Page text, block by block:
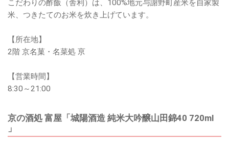
こだわりの酢飯（舎利）は、100%地元与謝野町産米を自家製
米、つきたてのお米を炊き上げています。
【所在地】
2階 京名菓・名菜処 亰
【営業時間】
8:30～21:00
京の酒処 富屋「城陽酒造 純米大吟醸山田錦40 720ml
」